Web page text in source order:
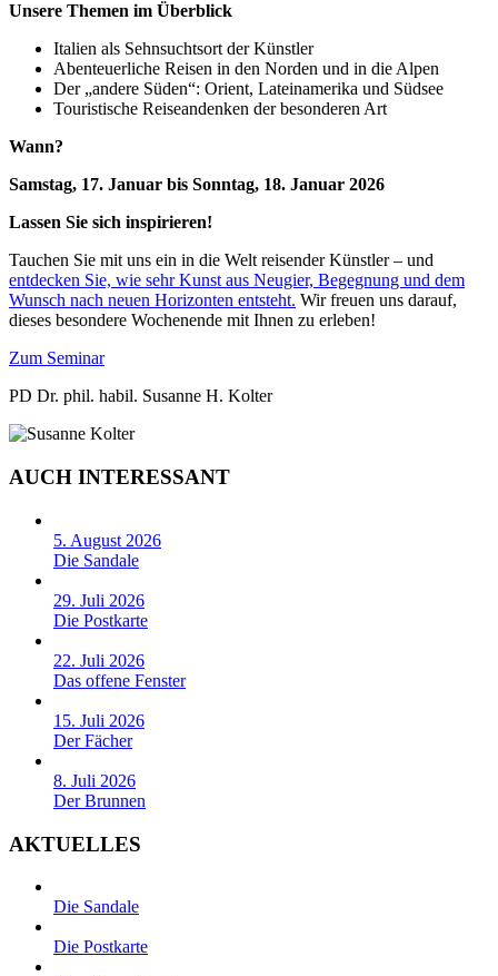
Unsere Themen im Überblick
Italien als Sehnsuchtsort der Künstler
Abenteuerliche Reisen in den Norden und in die Alpen
Der „andere Süden“: Orient, Lateinamerika und Südsee
Touristische Reiseandenken der besonderen Art
Wann?
Samstag, 17. Januar bis Sonntag, 18. Januar 2026
Lassen Sie sich inspirieren!
Tauchen Sie mit uns ein in die Welt reisender Künstler – und
entdecken Sie, wie sehr Kunst aus Neugier, Begegnung und dem
Wunsch nach neuen Horizonten entsteht. Wir freuen uns darauf,
dieses besondere Wochenende mit Ihnen zu erleben!
Zum Seminar
PD Dr. phil. habil. Susanne H. Kolter
AUCH INTERESSANT
5. August 2026
Die Sandale
29. Juli 2026
Die Postkarte
22. Juli 2026
Das offene Fenster
15. Juli 2026
Der Fächer
8. Juli 2026
Der Brunnen
AKTUELLES
Die Sandale
Die Postkarte